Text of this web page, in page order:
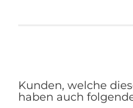
Kunden, welche
haben auch